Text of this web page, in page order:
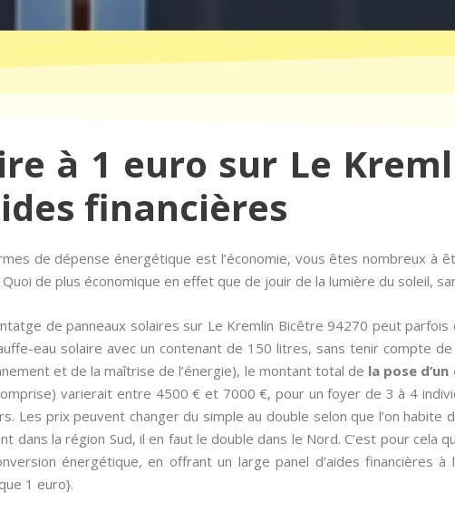
à 1 euro sur Le
financières
de dépense énergétique est l’économie, vous êtes nombreux à
de plus économique en effet que de jouir de la lumière du soleil,
de panneaux solaires sur Le Kremlin Bicêtre 94270 peut
eau solaire avec un contenant de 150 litres, sans tenir compte de
et de la maîtrise de l’énergie), le montant total de la pose
varierait entre 4500 € et 7000 €, pour un foyer de 3 à 4
Les prix peuvent changer du simple au double selon que l’on habite
dans la région Sud, il en faut le double dans le Nord. C’est pour cela
énergétique, en offrant un large panel d’aides financières à
1 euro}.